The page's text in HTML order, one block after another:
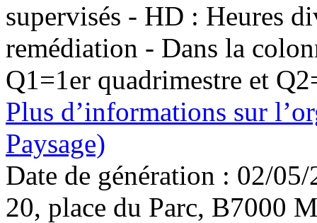
supervisés - HD : Heures
remédiation - Dans la
Q1=1er quadrimestre et
Plus d’informations sur
Paysage)
Date de génération : 02/05/
20, place du Parc, B7000